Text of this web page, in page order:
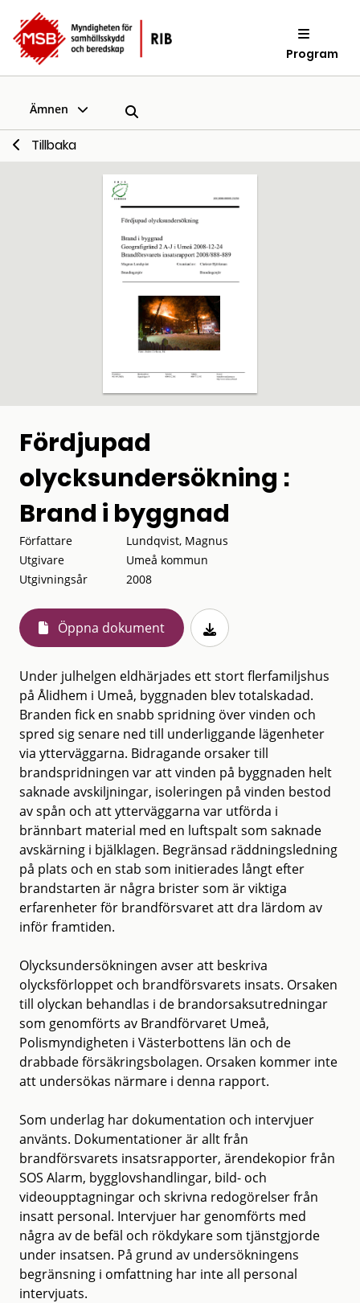
Program
Ämnen
Tillbaka
Fördjupad
olycksundersökning :
Brand i byggnad
Författare
Lundqvist, Magnus
Utgivare
Umeå kommun
Utgivningsår
2008
Öppna dokument
Under julhelgen eldhärjades ett stort flerfamiljshus
på Ålidhem i Umeå, byggnaden blev totalskadad.
Branden fick en snabb spridning över vinden och
spred sig senare ned till underliggande lägenheter
via ytterväggarna. Bidragande orsaker till
brandspridningen var att vinden på byggnaden helt
saknade avskiljningar, isoleringen på vinden bestod
av spån och att ytterväggarna var utförda i
brännbart material med en luftspalt som saknade
avskärning i bjälklagen. Begränsad räddningsledning
på plats och en stab som initierades långt efter
brandstarten är några brister som är viktiga
erfarenheter för brandförsvaret att dra lärdom av
inför framtiden.
Olycksundersökningen avser att beskriva
olycksförloppet och brandförsvarets insats. Orsaken
till olyckan behandlas i de brandorsaksutredningar
som genomförts av Brandförvaret Umeå,
Polismyndigheten i Västerbottens län och de
drabbade försäkringsbolagen. Orsaken kommer inte
att undersökas närmare i denna rapport.
Som underlag har dokumentation och intervjuer
använts. Dokumentationer är allt från
brandförsvarets insatsrapporter, ärendekopior från
SOS Alarm, bygglovshandlingar, bild- och
videoupptagningar och skrivna redogörelser från
insatt personal. Intervjuer har genomförts med
några av de befäl och rökdykare som tjänstgjorde
under insatsen. På grund av undersökningens
begränsning i omfattning har inte all personal
intervjuats.